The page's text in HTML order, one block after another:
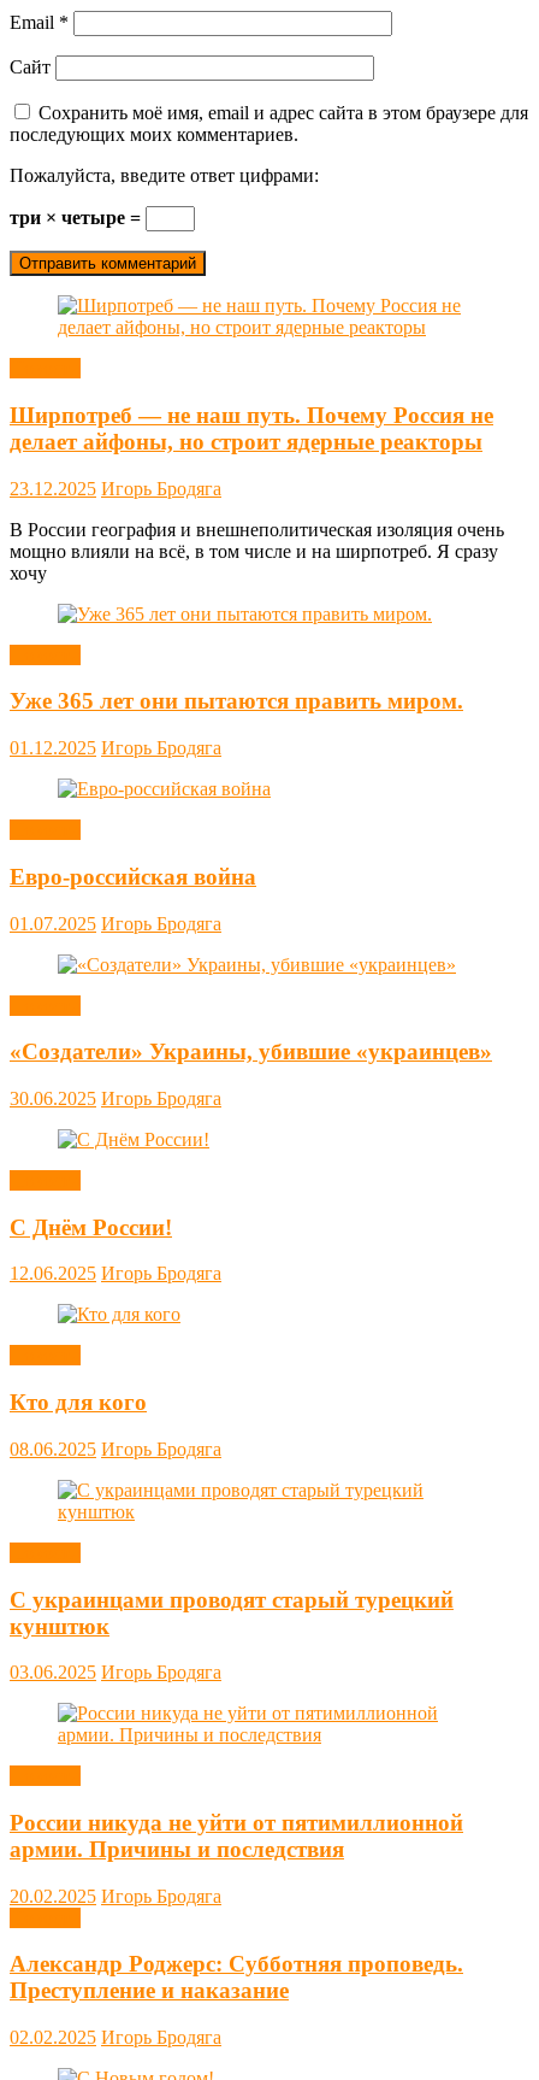
Email *
Сайт
Сохранить моё имя, email и адрес сайта в этом браузере для
последующих моих комментариев.
Пожалуйста, введите ответ цифрами:
три × четыре =
Ширпотреб — не наш путь. Почему Россия не
делает айфоны, но строит ядерные реакторы
23.12.2025 Игорь Бродяга
В России география и внешнеполитическая изоляция очень
мощно влияли на всё, в том числе и на ширпотреб. Я сразу
хочу
Уже 365 лет они пытаются править миром.
01.12.2025 Игорь Бродяга
Евро-российская война
01.07.2025 Игорь Бродяга
«Создатели» Украины, убившие «украинцев»
30.06.2025 Игорь Бродяга
С Днём России!
12.06.2025 Игорь Бродяга
Кто для кого
08.06.2025 Игорь Бродяга
С украинцами проводят старый турецкий
кунштюк
03.06.2025 Игорь Бродяга
России никуда не уйти от пятимиллионной
армии. Причины и последствия
20.02.2025 Игорь Бродяга
Александр Роджерс: Субботняя проповедь.
Преступление и наказание
02.02.2025 Игорь Бродяга